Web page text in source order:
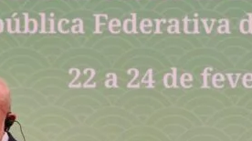
[공직선거] 팬클럽 홈페이지에 특정
정치인을 비난하는 내용의 글을 게시
2006년 03월 24일